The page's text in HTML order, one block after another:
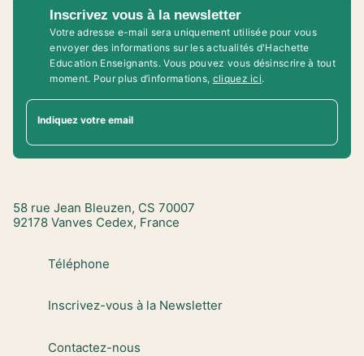
Inscrivez vous à la newsletter
Votre adresse e-mail sera uniquement utilisée pour vous
envoyer des informations sur les actualités d'Hachette
Education Enseignants. Vous pouvez vous désinscrire à tout
moment. Pour plus d’informations, cliquez ici.
Indiquez votre email
58 rue Jean Bleuzen, CS 70007
92178 Vanves Cedex, France
Téléphone
Inscrivez-vous à la Newsletter
Contactez-nous